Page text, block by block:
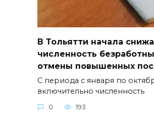
В Тольятти начала
численность
отмены повышенных
С периода с января по
включительно численность
0 193